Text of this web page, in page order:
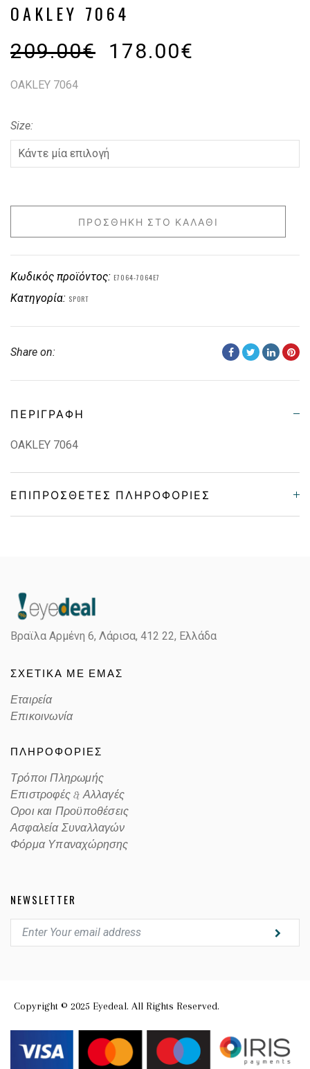
OAKLEY 7064
209.00€ 178.00€
OAKLEY 7064
Size
ΠΡΟΣΘΉΚΗ ΣΤΟ ΚΑΛΆΘΙ
Κωδικός προϊόντος: E7064-7064E7
Κατηγορία: SPORT
Share on:
ΠΕΡΙΓΡΑΦΉ
OAKLEY 7064
ΕΠΙΠΡΌΣΘΕΤΕΣ ΠΛΗΡΟΦΟΡΊΕΣ
Color
Lens Color MIRROR PRIZM SNOW ARGON
Color code
Βραϊλα Αρμένη 6, Λάρισα, 412 22, Ελλάδα
ΣΧΕΤΙΚΑ ΜΕ ΕΜΑΣ
Εταιρεία
Επικοινωνία
ΠΛΗΡΟΦΟΡΙΕΣ
Τρόποι Πληρωμής
Επιστροφές & Αλλαγές
Οροι και Προϋποθέσεις
Ασφαλεία Συναλλαγών
Φόρμα Υπαναχώρησης
NEWSLETTER
Copyright © 2025 Eyedeal. All Rights Reserved.